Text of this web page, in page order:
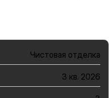
Чистовая отделка
3 кв. 2026